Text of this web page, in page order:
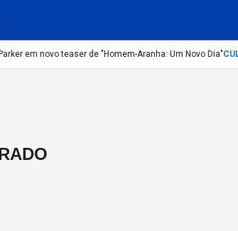
em novo teaser de "Homem-Aranha: Um Novo Dia"